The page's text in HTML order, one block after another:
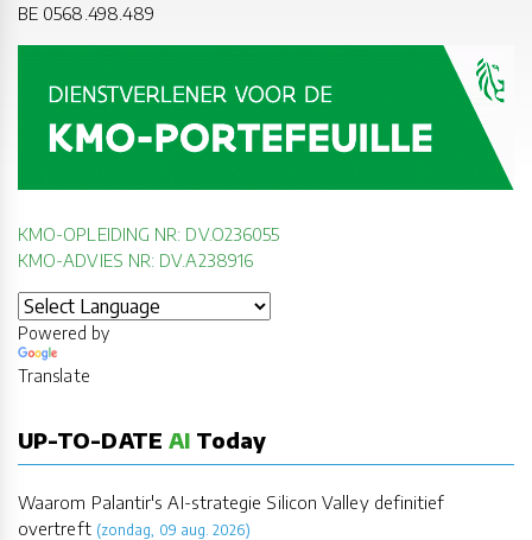
BE 0568.498.489
KMO-OPLEIDING NR: DV.O236055
KMO-ADVIES NR: DV.A238916
Powered by
Translate
UP-TO-DATE AI Today
Waarom Palantir's AI-strategie Silicon Valley definitief
overtreft (zondag, 09 aug. 2026)